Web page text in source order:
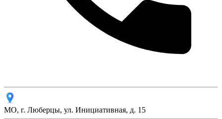
МО, г. Люберцы, ул. Инициативная, д. 15